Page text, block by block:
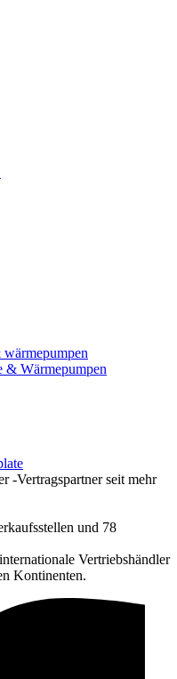
& Wärmepumpen
Vertragspartner seit mehr
und 78
Vertriebshändler
Kontinenten.